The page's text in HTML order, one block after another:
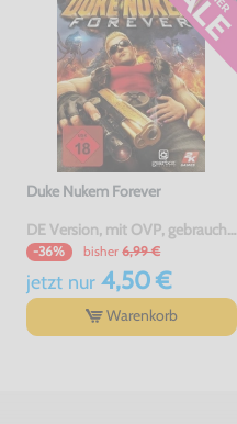
Duke Nukem Forever
DE Version, mit OVP, gebraucht, USK18
-36% bisher 6,99 €
jetzt nur4,50 €
Warenkorb